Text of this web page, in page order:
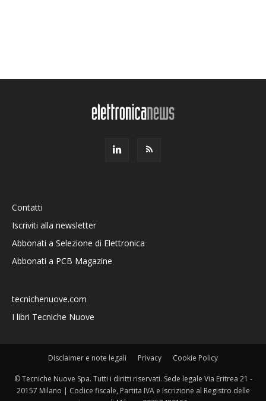
Contatti
Iscriviti alla newsletter
Abbonati a Selezione di Elettronica
Abbonati a PCB Magazine
tecnichenuove.com
I libri Tecniche Nuove
Disclaimer e note legali Privacy Cookie Policy
© Tecniche Nuove Spa. Tutti i diritti riservati. Sede legale Via Eritrea 21 -
20157 Milano | Codice fiscale, Partita IVA e Iscrizione al Registro delle